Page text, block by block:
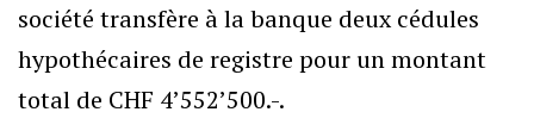
société transfère à la banque deux cédules
hypothécaires de registre pour un montant
total de CHF 4’552’500.-.